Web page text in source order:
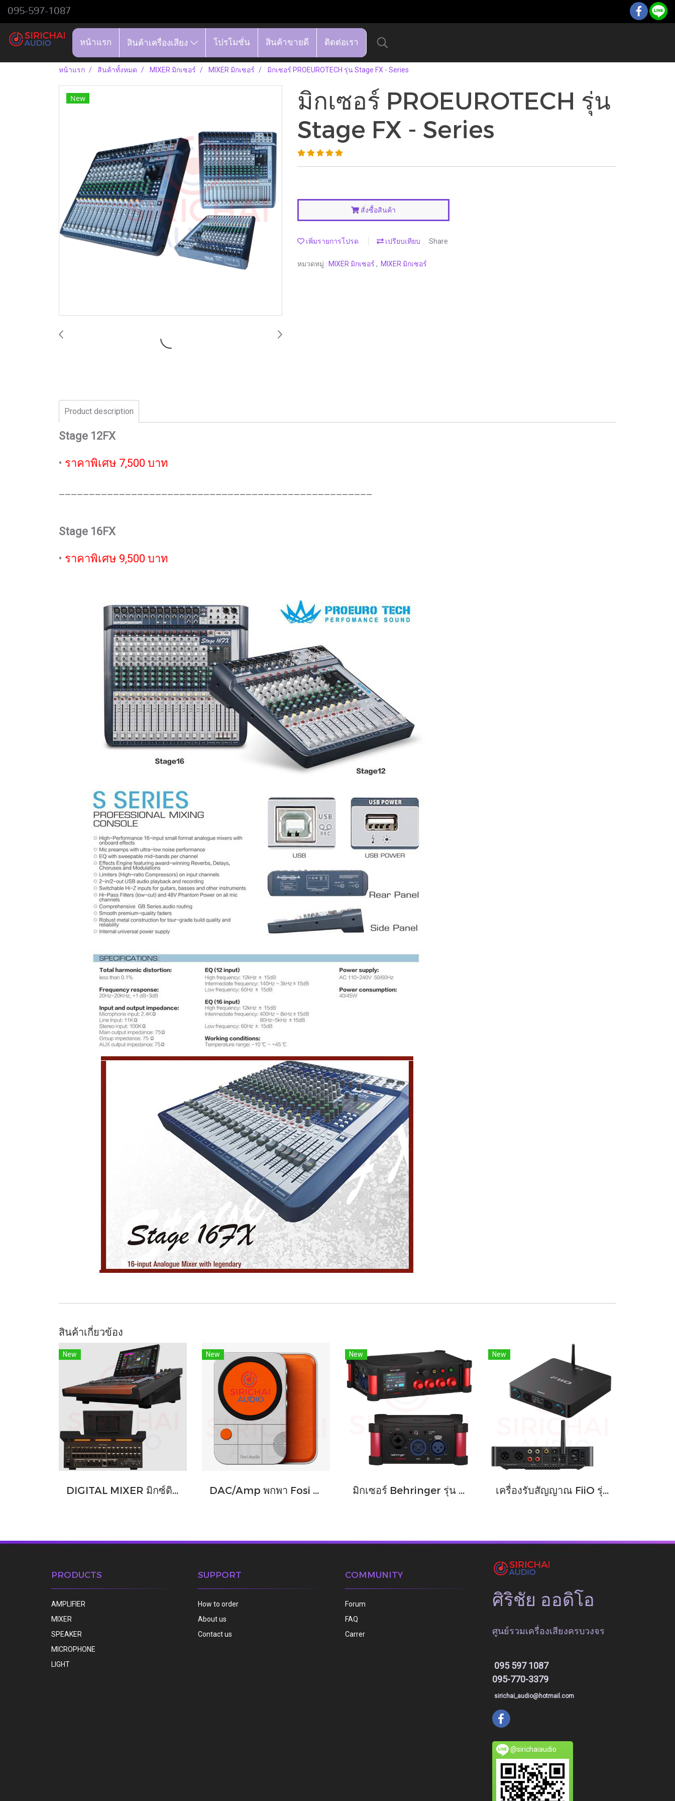
095-597-1087
หน้าแรก สินค้าเครื่องเสียง โปรโมชั่น สินค้าขายดี ติดต่อเรา
หน้าแรก สินค้าทั้งหมด MIXER มิกเซอร์ MIXER มิกเซอร์ มิกเซอร์ PROEUROTECH รุ่น Stage FX - Series
New
มิกเซอร์ PROEUROTECH รุ่น
Stage FX - Series
สั่งซื้อสินค้า
เพิ่มรายการโปรด เปรียบเทียบ Share
หมวดหมู่ : MIXER มิกเซอร์ , MIXER มิกเซอร์
Product description
Stage 12FX
• ราคาพิเศษ 7,500 บาท
Stage 16FX
• ราคาพิเศษ 9,500 บาท
สินค้าเกี่ยวข้อง
New
DIGITAL MIXER มิกซ์ดิจิตอล Behringer รุ่น WING COMPACT
New
DAC/Amp พกพา Fosi Audio รุ่น MD3 ชิปDAC เรือธง ESS ES9039Q2M
New
มิกเซอร์ Behringer รุ่น FLOW 4V
New
เครื่องรับสัญญาณ FiiO รุ่น BR15 R2R
PRODUCTS
AMPLIFIER
MIXER
SPEAKER
MICROPHONE
LIGHT
SUPPORT
How to order
About us
Contact us
COMMUNITY
Forum
FAQ
Carrer
ศิริชัย ออดิโอ
ศูนย์รวมเครื่องเสียงครบวงจร
095 597 1087
095-770-3379
sirichai_audio@hotmail.com
@sirichaiaudio